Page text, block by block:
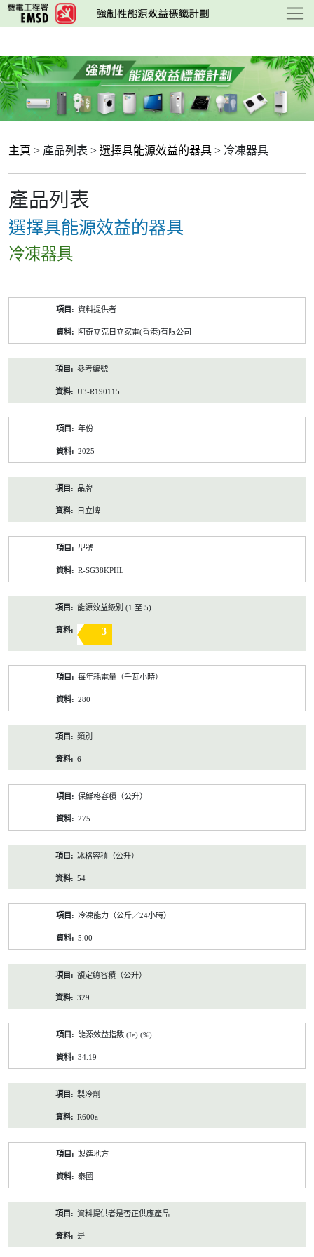
跳
至
要
內
容
主頁 > 產品列表 > 選擇具能源效益的器具 > 冷凍器具
產品列表
選擇具能源效益的器具
冷凍器具
資料提供者
阿奇立克日立家電(香港)有限公司
參考編號
U3-R190115
年份
2025
品牌
日立牌
型號
R-SG38KPHL
能源效益級別 (1 至 5)
3
每年耗電量（千瓦小時）
280
類別
6
保鮮格容積（公升）
275
冰格容積（公升）
54
冷凍能力（公斤／24小時）
5.00
額定總容積（公升）
329
能源效益指數 (Iε) (%)
34.19
製冷劑
R600a
製造地方
泰國
資料提供者是否正供應產品
是